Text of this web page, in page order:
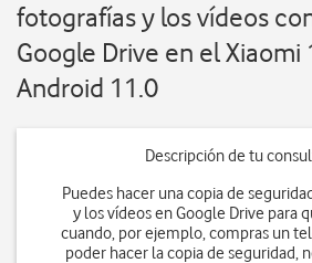
fotografías y los vídeos
Google Drive en el Xiaomi
Android 11.0
Descripción de tu
Puedes hacer una copia de
y los vídeos en Google Drive para
cuando, por ejemplo, compras un
poder hacer la copia de seguridad,